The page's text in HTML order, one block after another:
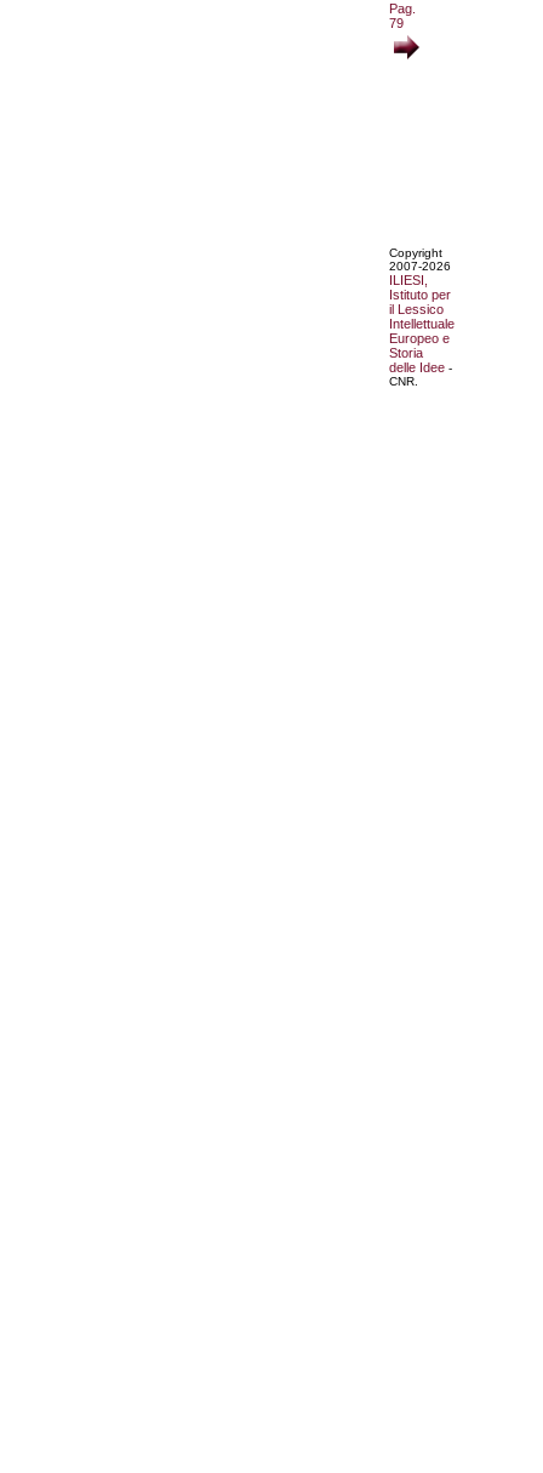
Pag.
79
Copyright
2007-2026
ILIESI,
Istituto per
il Lessico
Intellettuale
Europeo e
Storia
delle Idee -
CNR.